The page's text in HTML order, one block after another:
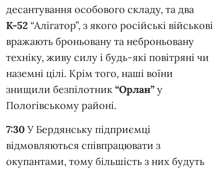
десантування особового складу, та два
К-52 “Алігатор”, з якого російські військові
вражають броньовану та неброньовану
техніку, живу силу і будь-які повітряні чи
наземні цілі. Крім того, наші воїни
знищили безпілотник “Орлан” у
Пологівському районі.
7:30 У Бердянську підприємці
відмовляються співпрацювати з
окупантами, тому більшість з них будуть